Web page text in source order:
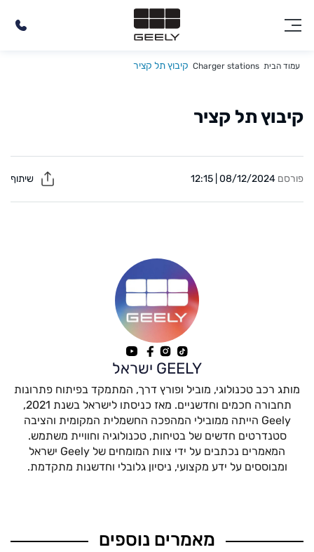
עמוד הבית Charger stations קיבוץ תל קציר
קיבוץ תל קציר
פורסם 08/12/2024 | 12:15
GEELY ישראל
מותג רכב טכנולוגי, מוביל ופורץ דרך, המתמקד בפיתוח פתרונות
תחבורה חכמים וחדשניים. מאז כניסתו לישראל בשנת 2021,
Geely הייתה ממובילי המהפכה החשמלית המקומית והציבה
סטנדרטים חדשים של בטיחות, טכנולוגיה וחוויית משתמש.
המאמרים נכתבים על ידי צוות המומחים של Geely ישראל
ומבוססים על ידע מקצועי, ניסיון גלובלי וחדשנות מתקדמת.
מאמרים נוספים